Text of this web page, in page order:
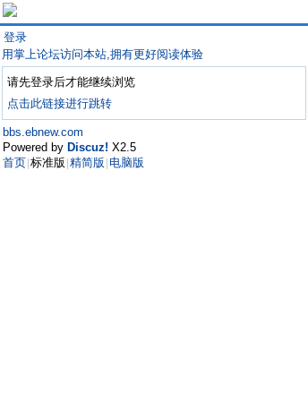
登录
用掌上论坛访问本站,拥有更好阅读体验
请先登录后才能继续浏览
点击此链接进行跳转
bbs.ebnew.com
Powered by Discuz! X2.5
首页 标准版 精简版 电脑版